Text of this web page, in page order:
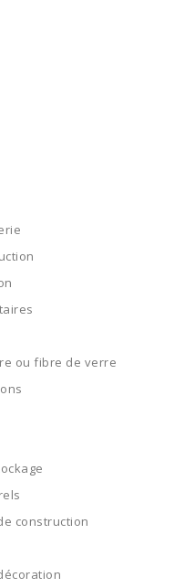
ou fibre de verre
construction